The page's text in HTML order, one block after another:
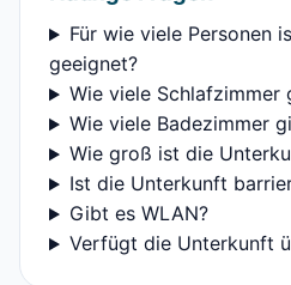
Für wie viele Personen
geeignet?
Wie viele Schlafzimmer
Wie viele Badezimmer
Wie groß ist die
Ist die Unterkunft
Gibt es WLAN?
Verfügt die Unterkunft